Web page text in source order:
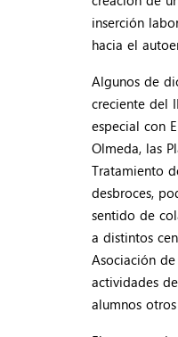
inserción
hacia el
Algunos de
creciente del
especial con
Olmeda, las
Tratamiento
desbroces,
sentido de
a distintos
Asociación
actividades
alumnos